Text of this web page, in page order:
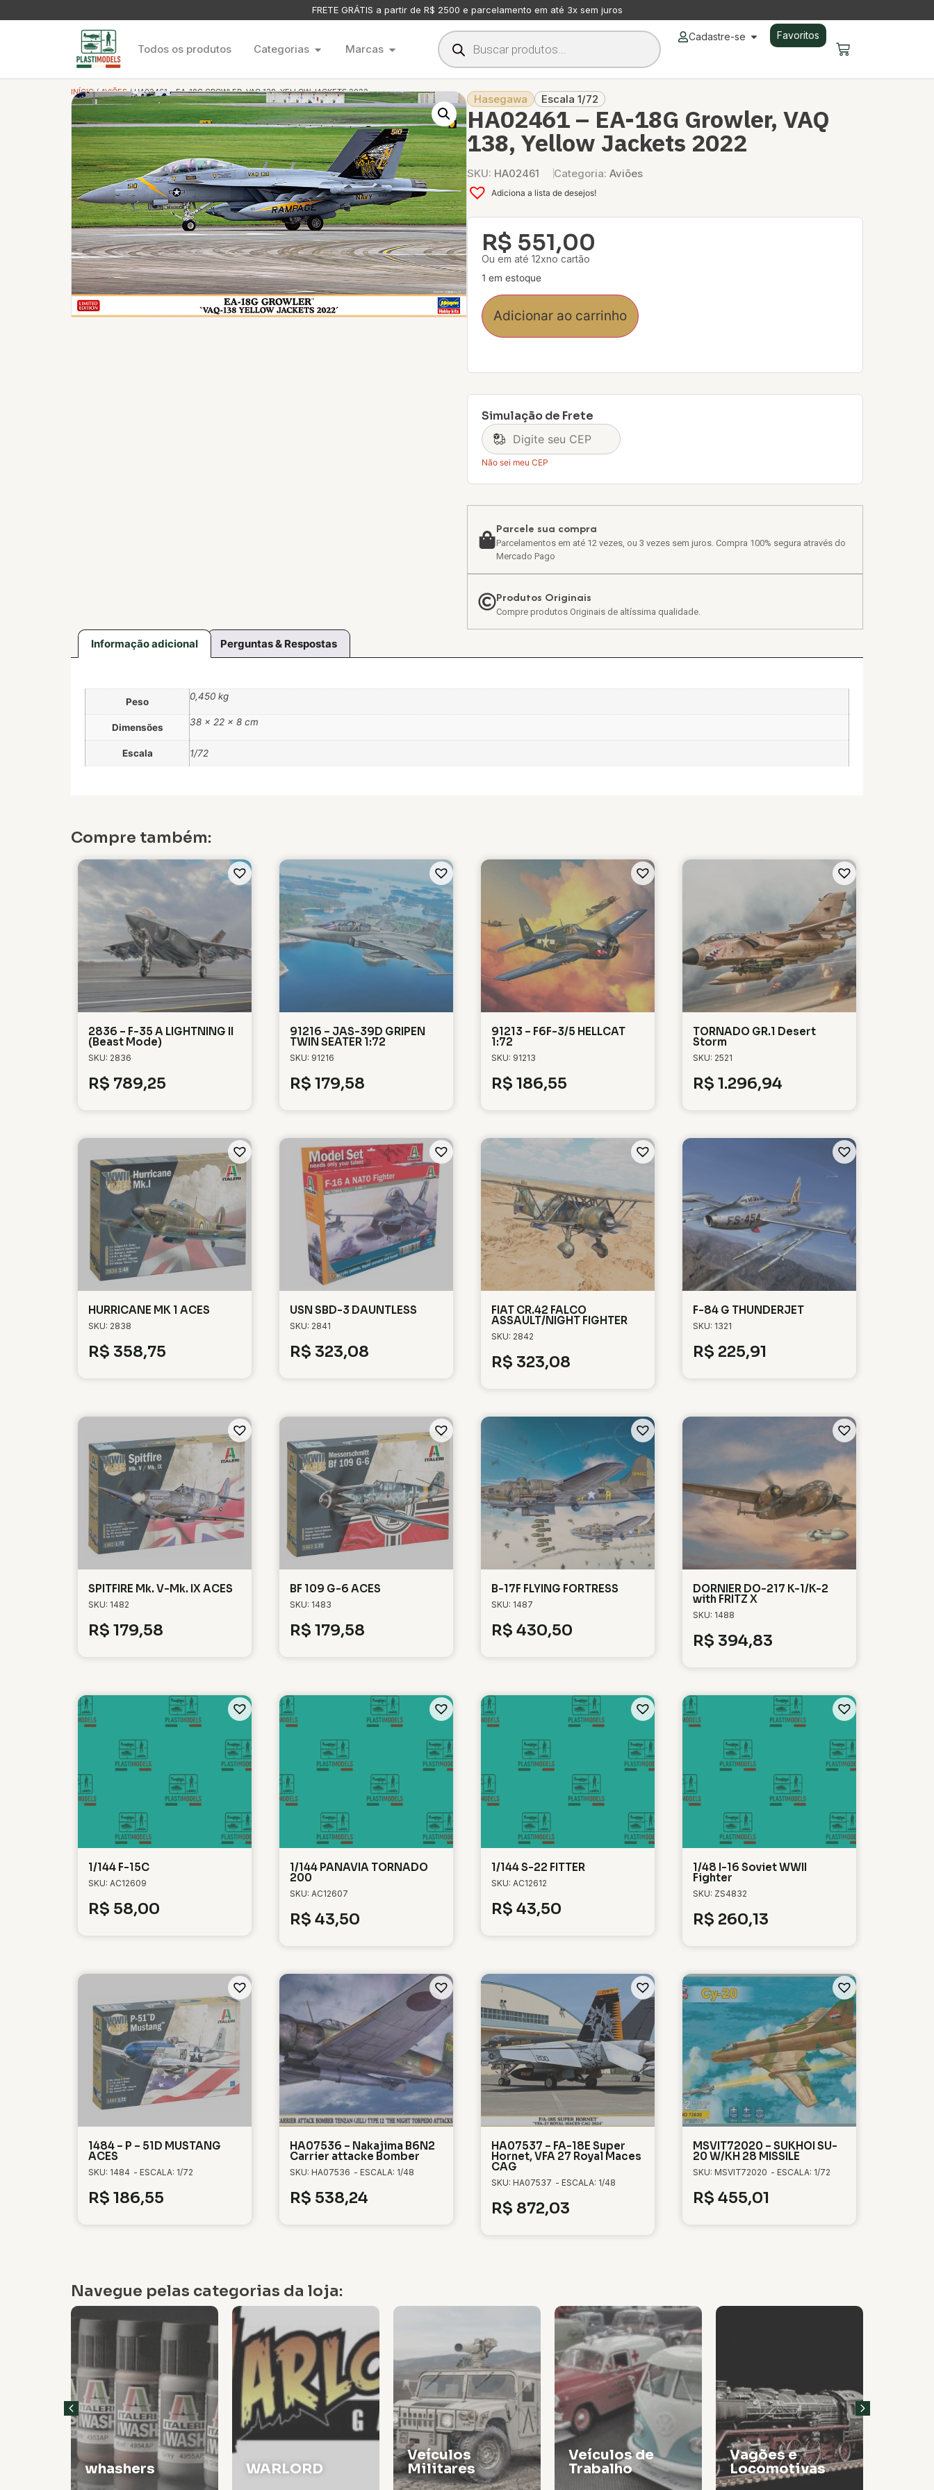
FRETE GRÁTIS a partir de R$ 2500 e parcelamento em até 3x sem juros
Todos os produtos Categorias Marcas
Cadastre-se Favoritos
INÍCIO/AVIÕES/ HA02461 – EA-18G GROWLER, VAQ 138, YELLOW JACKETS 2022
Hasegawa Escala 1/72
HA02461 – EA-18G Growler, VAQ
138, Yellow Jackets 2022
SKU: HA02461 Categoria: Aviões
Adiciona a lista de desejos!
R$ 551,00
Ou em até 12xno cartão
1 em estoque
Adicionar ao carrinho
Simulação de Frete
Não sei meu CEP
Parcele sua compra
Parcelamentos em até 12 vezes, ou 3 vezes sem juros. Compra 100% segura através do
Mercado Pago
Produtos Originais
Compre produtos Originais de altíssima qualidade.
Informação adicional Perguntas & Respostas
Peso 0,450 kg
Dimensões 38 × 22 × 8 cm
Escala 1/72
Compre também:
2836 – F-35 A LIGHTNING II
(Beast Mode)
SKU: 2836
R$ 789,25
91216 – JAS-39D GRIPEN
TWIN SEATER 1:72
SKU: 91216
R$ 179,58
91213 – F6F-3/5 HELLCAT
1:72
SKU: 91213
R$ 186,55
TORNADO GR.1 Desert
Storm
SKU: 2521
R$ 1.296,94
HURRICANE MK 1 ACES
SKU: 2838
R$ 358,75
USN SBD-3 DAUNTLESS
SKU: 2841
R$ 323,08
FIAT CR.42 FALCO
ASSAULT/NIGHT FIGHTER
SKU: 2842
R$ 323,08
F-84 G THUNDERJET
SKU: 1321
R$ 225,91
SPITFIRE Mk. V-Mk. IX ACES
SKU: 1482
R$ 179,58
BF 109 G-6 ACES
SKU: 1483
R$ 179,58
B-17F FLYING FORTRESS
SKU: 1487
R$ 430,50
DORNIER DO-217 K-1/K-2
with FRITZ X
SKU: 1488
R$ 394,83
1/144 F-15C
SKU: AC12609
R$ 58,00
1/144 PANAVIA TORNADO
200
SKU: AC12607
R$ 43,50
1/144 S-22 FITTER
SKU: AC12612
R$ 43,50
1/48 I-16 Soviet WWII
Fighter
SKU: ZS4832
R$ 260,13
1484 – P – 51D MUSTANG
ACES
SKU: 1484 - ESCALA: 1/72
R$ 186,55
HA07536 – Nakajima B6N2
Carrier attacke Bomber
SKU: HA07536 - ESCALA: 1/48
R$ 538,24
HA07537 – FA-18E Super
Hornet, VFA 27 Royal Maces
CAG
SKU: HA07537 - ESCALA: 1/48
R$ 872,03
MSVIT72020 – SUKHOI SU-
20 W/KH 28 MISSILE
SKU: MSVIT72020 - ESCALA: 1/72
R$ 455,01
Navegue pelas categorias da loja:
WARLORD
Militares
Veículos de
Trabalho
Vagões e
Locomotivas
Tintas